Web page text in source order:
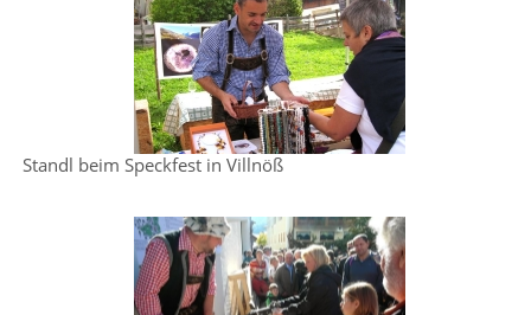
Standl beim Speckfest in Villnöß